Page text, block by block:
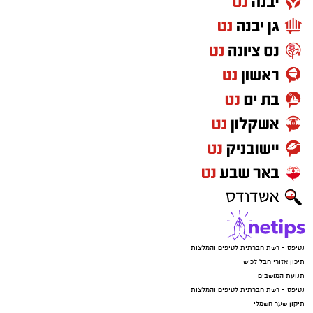
עלייה בניסיונות של גנבי רכוש, כלי רכב ותוצרת
חקלאית לפעול במרחב, כאשר חלק מהחשודים
מגיעים משטחי יהודה ושומרון או מהפזורה.
בעקבות זאת קוראים בשיטור הקהילתי לתושבים
לגלות ערנות, לצלם כל רכב חשוד שנראה בשטח
ולהעביר את המידע לגורמי הביטחון, במטרה לסייע
באיתור החשודים.
במהלך השבוע נרשם גם אירוע בכרמי קטיף, שם
טנדר אסף אופניים מתוך היישוב. הודות לפעילות
מהירה של רכז הביטחון, אותר החשוד והאופניים
הוחזרו לבעליהם.
נטיפס - רשת חברתית לטיפים והמלצות
תיכון אזורי חבל לכיש
תנועת המושבים
נטיפס - רשת חברתית לטיפים והמלצות
תיקון שער חשמלי